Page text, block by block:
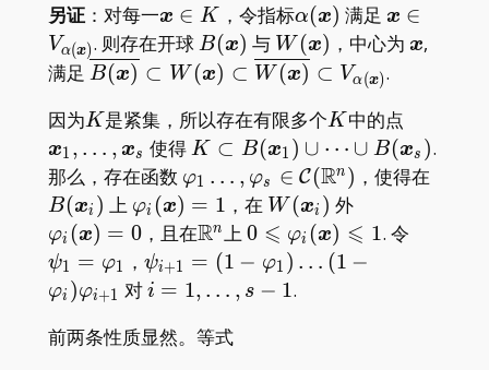
另证：对每一\boldsymbol{x}\in
K
x ∈ K ，令指标α(x) 满足 x ∈
Vα(x). 则存在开球B(\boldsymbol{x})
B(x) 与 W(\boldsymbol{x})
W (x) ，中心为 x,
满足 \overline{B(\boldsymbol{x})}
\subset
\overline{W(\boldsymbol{x})}
\subset
V_{\alpha(\boldsymbol{x})}
B(x) ⊂ W (x) ⊂ W (x) ⊂ Vα(x).
因为K
K是紧集，所以存在有限多个K
K 中的点
_ s
x1 , … , xs 使得K\subset
B(\boldsymbol{x}
_ 1)\cup\dots\cup
B(\boldsymbol{x}
_ s)
K ⊂ B(x1 ) ∪ ⋯ ∪ B(xs ).
那么，存在函数 \varphi _
1\dots,\varphi _
s\in
\mathcal{C}
(\mathbb{R}^n)
φ1 … , φs ∈ C(Rn ) ，使得在
B(xi ) 上 \varphi _
i(\boldsymbol{x})=1
φi (x) = 1 ，在 W(\boldsymbol{x}
_ i)
W (xi ) 外\varphi _
φi (x) = 0 ，且在\mathbb{R}^n
Rn上0\leqslant\varphi _
0 ⩽ φi (x) ⩽ 1. 令
ψ1 = φ1 ， \psi _
{i+1}=
\varphi _
ψi+1 = (1 − φ1 ) … (1 −
φi )φi+1 对i=1,\dots,s-
i = 1, … , s − 1.
前两条性质显然。等式